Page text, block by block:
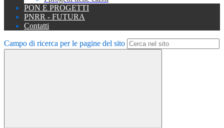
PON E PROGETTI
PNRR - FUTURA
Contatti
Campo di ricerca per le pagine del sito